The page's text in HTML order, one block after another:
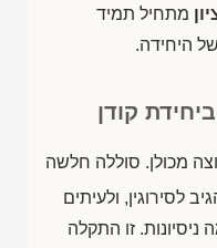
מתחיל תמיד
היחידה.
קודן
מכולן. סוללה חלשה
לסירוגין, ולעיתים
זו התקלה